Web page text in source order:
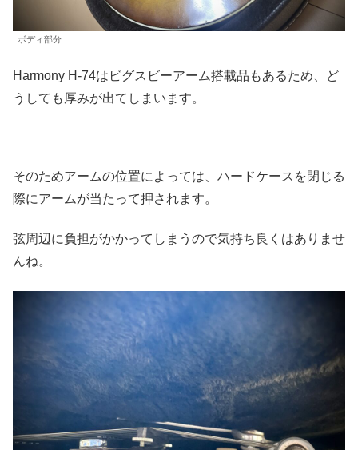
ボディ部分
Harmony H-74はビグスビーアーム搭載品もあるため、ど
うしても厚みが出てしまいます。
そのためアームの位置によっては、ハードケースを閉じる
際にアームが当たって押されます。
弦周辺に負担がかかってしまうので気持ち良くはありませ
んね。